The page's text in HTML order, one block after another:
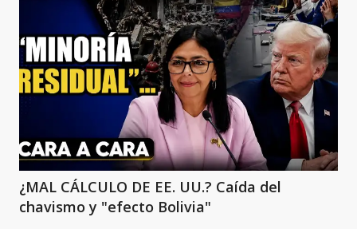
¿MAL CÁLCULO DE EE. UU.? Caída del
chavismo y "efecto Bolivia"